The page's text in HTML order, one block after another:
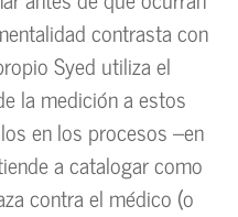
contrasta con
Syed utiliza el
la medición a estos
en los procesos –en
a catalogar como
contra el médico (o